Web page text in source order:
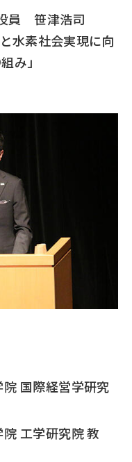
員 笹津浩司
と水素社会実現に向
み」
院 国際経営学研究
工学研究院 教